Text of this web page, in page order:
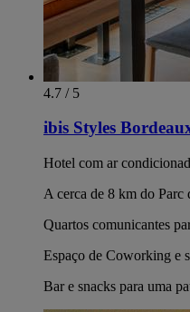
4.7 / 5
ibis Styles
Hotel com ar
A cerca de 8 km do Parc
Quartos comunicantes
Espaço de Coworking e
Bar e snacks para uma